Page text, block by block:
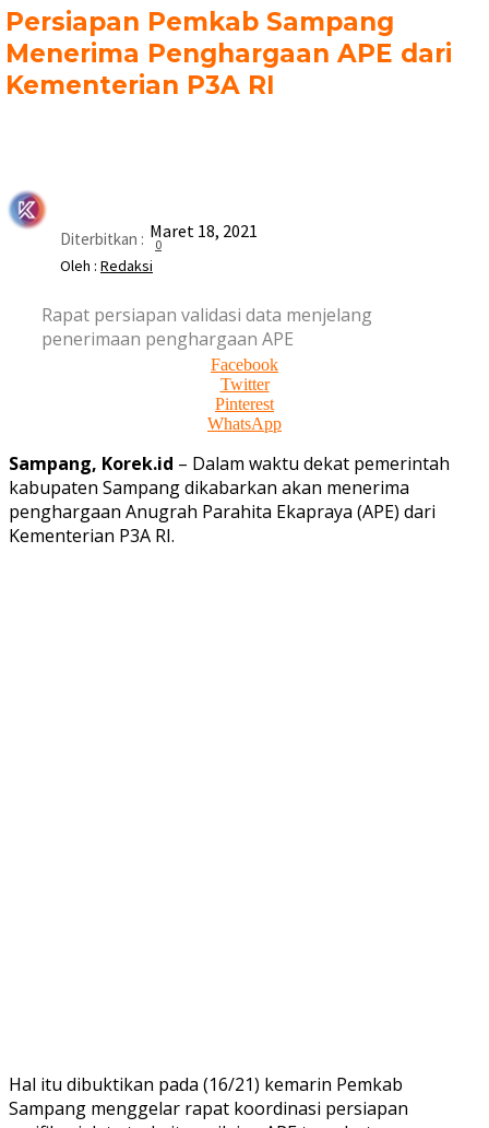
Persiapan Pemkab Sampang
Menerima Penghargaan APE dari
Kementerian P3A RI
Oleh : Redaksi
0
Diterbitkan : Maret 18, 2021
Rapat persiapan validasi data menjelang
penerimaan penghargaan APE
Facebook
Twitter
Pinterest
WhatsApp
Sampang, Korek.id – Dalam waktu dekat pemerintah
kabupaten Sampang dikabarkan akan menerima
penghargaan Anugrah Parahita Ekapraya (APE) dari
Kementerian P3A RI.
Hal itu dibuktikan pada (16/21) kemarin Pemkab
Sampang menggelar rapat koordinasi persiapan